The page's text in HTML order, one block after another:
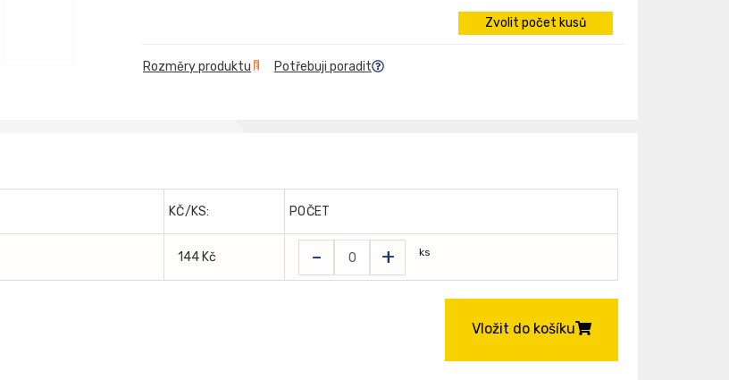
Zvolit počet kusů
Rozměry produktu Potřebuji poradit
KČ/KS: POČET
144 Kč - + ks
Vložit do košíku